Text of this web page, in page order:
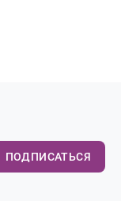
ПОДПИСАТЬСЯ